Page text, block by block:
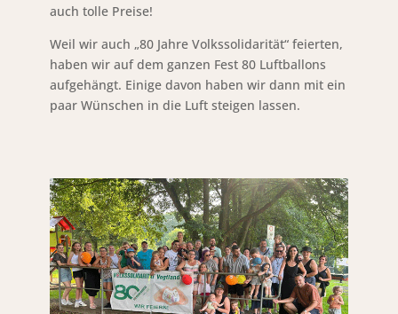
auch tolle Preise!
Weil wir auch „80 Jahre Volkssolidarität“ feierten,
haben wir auf dem ganzen Fest 80 Luftballons
aufgehängt. Einige davon haben wir dann mit ein
paar Wünschen in die Luft steigen lassen.